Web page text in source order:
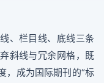
、栏目线、底线三条
斜线与冗余网格，既
，成为国际期刊的“标